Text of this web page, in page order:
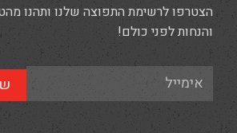
הצטרפו לרשימת התפוצה שלנו ותהנו
והנחות לפני כולם!